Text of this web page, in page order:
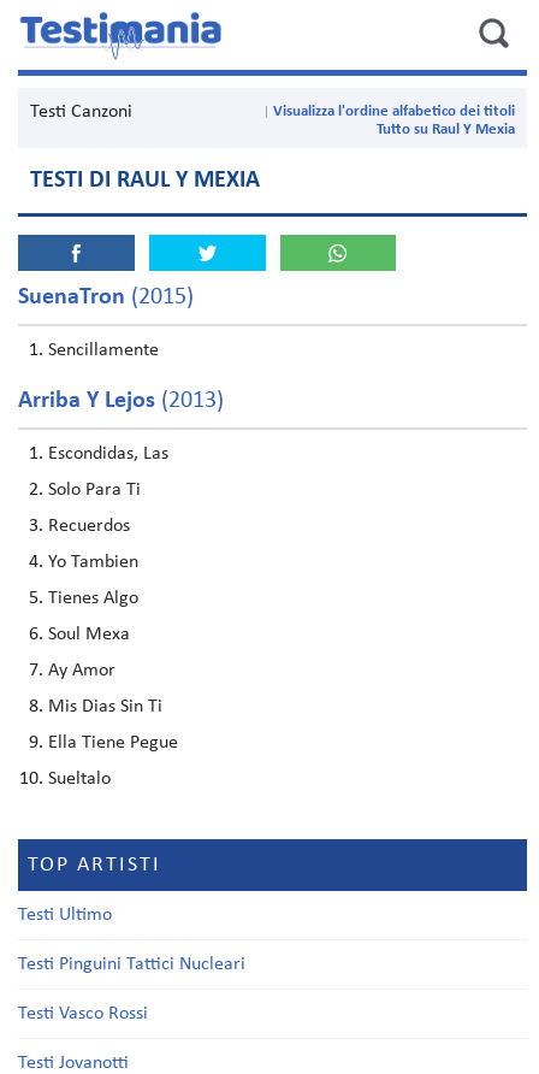
Testi Canzoni
Visualizza l'ordine alfabetico dei titoli
Tutto su Raul Y Mexia
TESTI DI RAUL Y MEXIA
SuenaTron (2015)
Sencillamente
Arriba Y Lejos (2013)
Escondidas, Las
Solo Para Ti
Recuerdos
Yo Tambien
Tienes Algo
Soul Mexa
Ay Amor
Mis Dias Sin Ti
Ella Tiene Pegue
Sueltalo
TOP ARTISTI
Testi Ultimo
Testi Pinguini Tattici Nucleari
Testi Vasco Rossi
Testi Jovanotti